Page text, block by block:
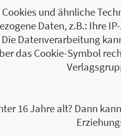
und ähnliche
Daten, z.B.: Ihre
Datenverarbeitung
das Cookie-Symbol
16 Jahre alt? Dann